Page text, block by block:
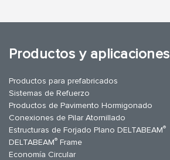
Productos y aplicaciones
Productos para prefabricados
Sistemas de Refuerzo
Productos de Pavimento Hormigonado
Conexiones de Pilar Atornillado
Estructuras de Forjado Plano DELTABEAM®
DELTABEAM® Frame
Economía Circular